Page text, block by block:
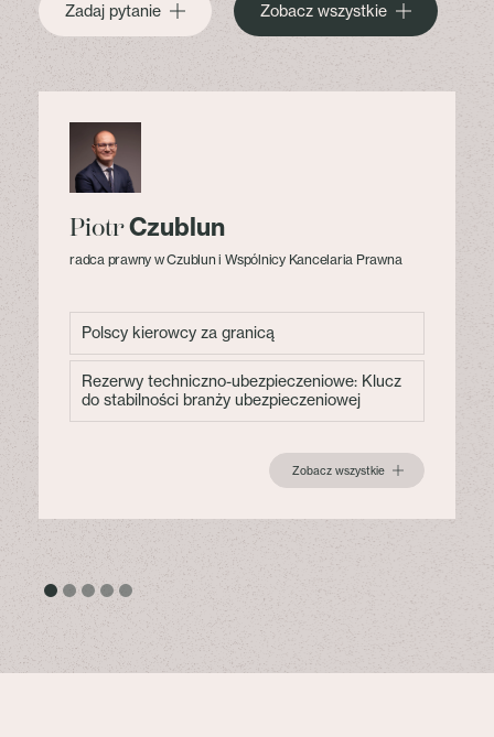
Zadaj pytanie Zobacz wszystkie
PiotrCzublun
radca prawny w Czublun i Wspólnicy Kancelaria Prawna
Polscy kierowcy za granicą
Rezerwy techniczno-ubezpieczeniowe: Klucz
do stabilności branży ubezpieczeniowej
Zobacz wszystkie